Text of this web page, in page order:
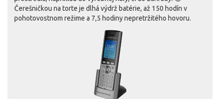
Čerešničkou na torte je dlhá výdrž batérie, až 150 hodín v
pohotovostnom režime a 7,5 hodiny nepretržitého hovoru.